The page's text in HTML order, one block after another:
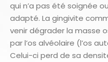
qui n’a pas été soignée
adapté. La gingivite
venir dégrader la masse
par l’os alvéolaire (l’os
Celui-ci perd de sa